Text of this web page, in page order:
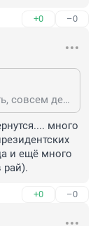
+0 –0
То было в прошлом октябре. Видать, совсем дело швах, что даже перед выборами пришлось озвучить: "О том, что Смольный обсуждает повышение тарифов на городской общественный транспорт с 2020 года, сообщил в ходе «нулевых чтений» проекта бюджета на 2020–2022 годы в Законодательном собрании Петербурга вице-губернатор Петербурга Евгений Елин"
много
и ещё много
рай).
+0 –0